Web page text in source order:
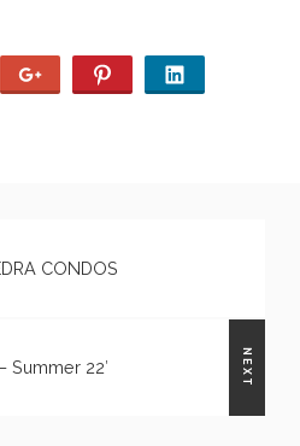
CONDOS
NEXT
Summer 22′